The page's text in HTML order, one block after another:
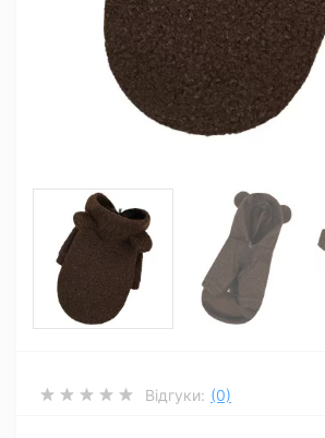
Відгуки: (0)